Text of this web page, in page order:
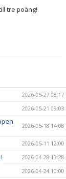
tre poäng!
2026-05-27 08:17
2026-05-21 09:03
2026-05-18 14:08
2026-05-11 12:00
2026-04-28 13:28
2026-04-24 10:00